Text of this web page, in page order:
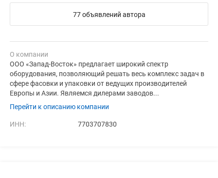
77 объявлений автора
О компании
ООО «Запад-Восток» предлагает широкий спектр
оборудования, позволяющий решать весь комплекс задач в
сфере фасовки и упаковки от ведущих производителей
Европы и Азии. Являемся дилерами заводов...
Перейти к описанию компании
ИНН: 7703707830